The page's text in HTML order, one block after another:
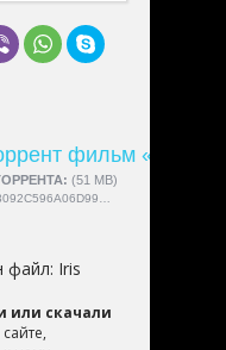
фильм «Iris»
(51 MB)
файл: Iris
или скачали